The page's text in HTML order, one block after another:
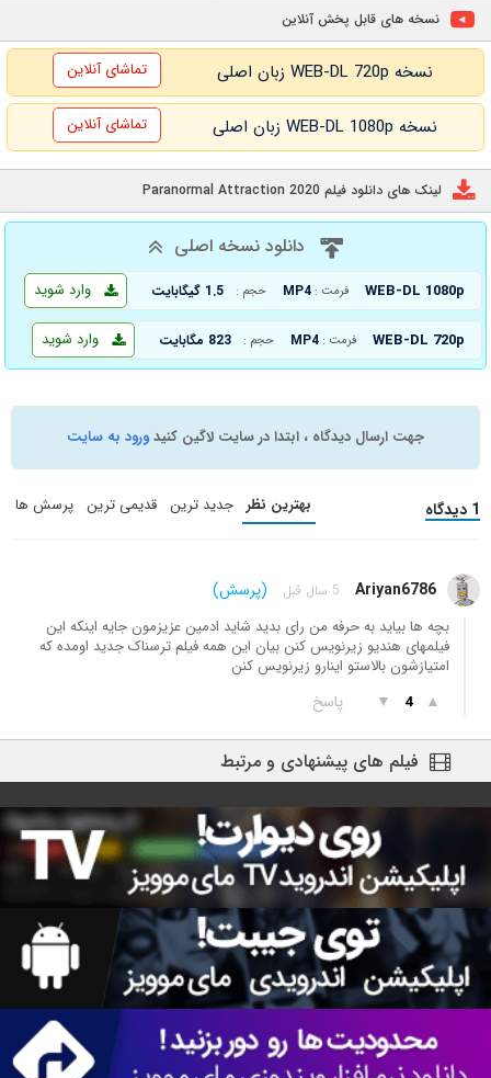
نسخه های قابل پخش آنلاین
نسخه WEB-DL 720p زبان اصلی تماشای آنلاین
نسخه WEB-DL 1080p زبان اصلی تماشای آنلاین
لینک های دانلود فیلم Paranormal Attraction 2020
دانلود نسخه اصلی
WEB-DL 1080p فرمت : MP4 حجم : 1.5 گیگابایت وارد شوید
WEB-DL 720p فرمت : MP4 حجم : 823 مگابایت وارد شوید
جهت ارسال دیدگاه ، ابتدا در سایت لاگین کنیدورود به سایت
1 دیدگاه بهترین نظر جدید ترین قدیمی ترین پرسش ها
Ariyan6786 5 سال قبل (پرسش)
بچه ها بیاید به حرفه من رای بدید شاید ادمین عزیزمون جایه اینکه این
فیلمهای هندیو زیرنویس کنن بیان این همه فیلم ترسناک جدید اومده که
امتیازشون بالاستو اینارو زیرنویس کنن
▲
4
▼ پاسخ
فیلم های پیشنهادی و مرتبط